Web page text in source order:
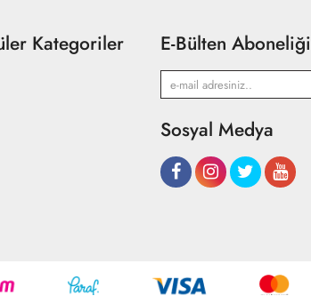
Kategoriler E-Bülten Aboneliği
Sosyal Medya